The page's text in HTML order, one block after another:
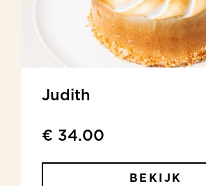
Judith
€ 34.00
BEKIJK